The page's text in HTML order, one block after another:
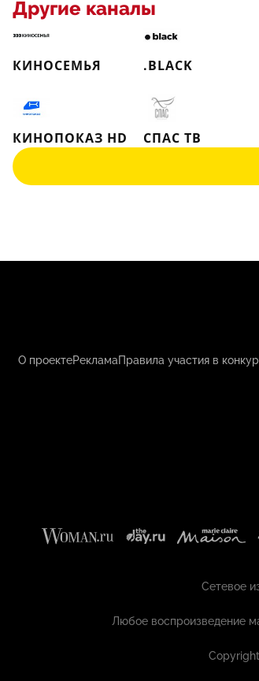
Другие каналы
КИНОСЕМЬЯ .BLACK
КИНОПОКАЗ HD
СПАС ТВ
О проектеРекламаПравила участия в
Сетевое
Любое воспроизведение